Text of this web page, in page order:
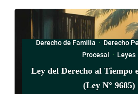
Derecho de Familia · Derecho
Procesal
· Leyes
Ley del Derecho al Tiempo
(Ley N° 9685)